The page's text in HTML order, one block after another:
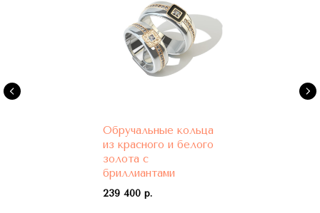
Обручальные кольца
из красного и белого
золота с
бриллиантами
239 400 р.